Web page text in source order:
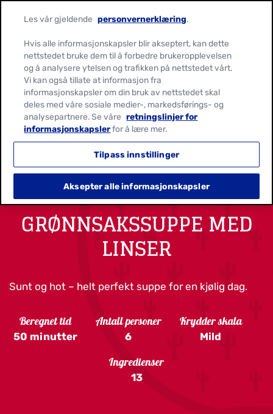
GRØNNSAKSSUPPE MED
LINSER
Sunt og hot – helt perfekt suppe for en kjølig dag.
Beregnet tid
50 minutter
Antall personer
6
Krydder skala
Mild
Ingredienser
13
Les vår gjeldende personvernerklæring.
Hvis alle informasjonskapsler blir akseptert, kan dette
nettstedet bruke dem til å forbedre brukeropplevelsen
og å analysere ytelsen og trafikken på nettstedet vårt.
Vi kan også tillate at informasjon fra
informasjonskapsler om din bruk av nettstedet skal
deles med våre sosiale medier-, markedsførings- og
analysepartnere. Se våre retningslinjer for
informasjonskapslerfor å lære mer.
Tilpass innstillinger
Aksepter alle informasjonskapsler